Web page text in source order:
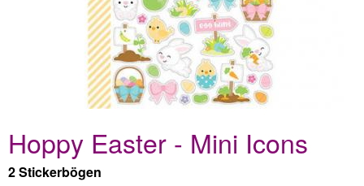
Hoppy Easter - Mini Icons
2 Stickerbögen